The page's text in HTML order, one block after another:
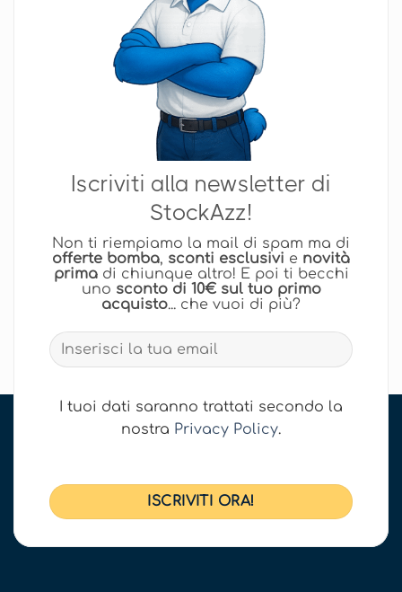
Iscriviti alla newsletter di
StockAzz!
Non ti riempiamo la mail di spam ma di
offerte bomba, sconti esclusivi e novità
primadi chiunque altro! E poi ti becchi
uno sconto di 10€ sul tuo primo
acquisto... che vuoi di più?
I tuoi dati saranno trattati secondo la
nostra Privacy Policy.